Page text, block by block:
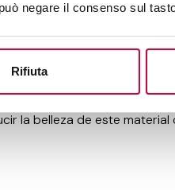
negare il consenso sul
Rifiuta
Baño moderno
los usos más elegantes y
la belleza de este material